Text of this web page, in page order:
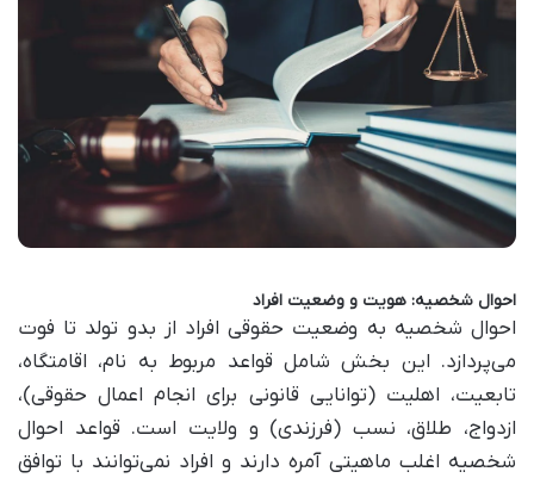
احوال شخصیه: هویت و وضعیت افراد
احوال شخصیه به وضعیت حقوقی افراد از بدو تولد تا فوت
می‌پردازد. این بخش شامل قواعد مربوط به نام، اقامتگاه،
تابعیت، اهلیت (توانایی قانونی برای انجام اعمال حقوقی)،
ازدواج، طلاق، نسب (فرزندی) و ولایت است. قواعد احوال
شخصیه اغلب ماهیتی آمره دارند و افراد نمی‌توانند با توافق